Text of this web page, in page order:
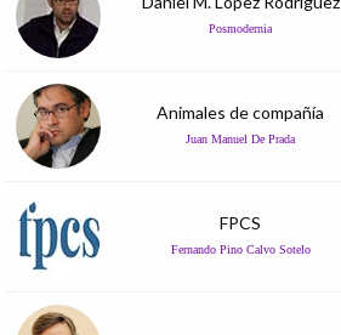
Posmodernia
Animales de compañía
Juan Manuel De Prada
FPCS
Fernando Pino Calvo Sotelo